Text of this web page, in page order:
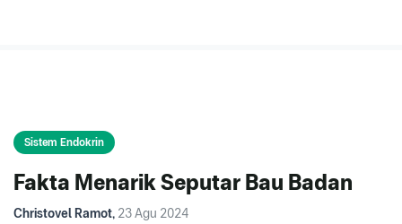
Sistem Endokrin
Fakta Menarik Seputar Bau Badan
Christovel Ramot, 23 Agu 2024